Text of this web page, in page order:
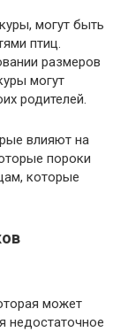
могут быть
птиц.
размеров
могут
родителей.
влияют на
пороки
которые
может
недостаточное